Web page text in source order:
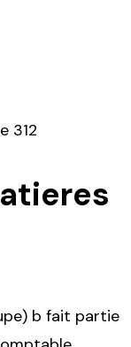
312
b fait partie